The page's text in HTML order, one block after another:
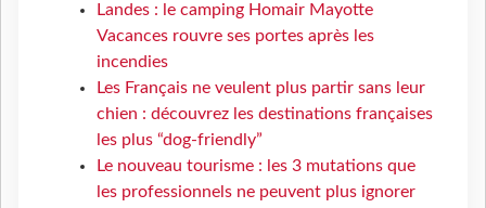
Landes : le camping Homair Mayotte
Vacances rouvre ses portes après les
incendies
Les Français ne veulent plus partir sans leur
chien : découvrez les destinations françaises
les plus “dog-friendly”
Le nouveau tourisme : les 3 mutations que
les professionnels ne peuvent plus ignorer